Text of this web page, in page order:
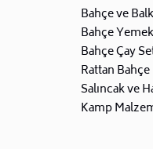
Bahçe ve
Bahçe
Bahçe Çay
Rattan
Salıncak ve
Kamp